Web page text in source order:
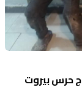
حرس بيروت